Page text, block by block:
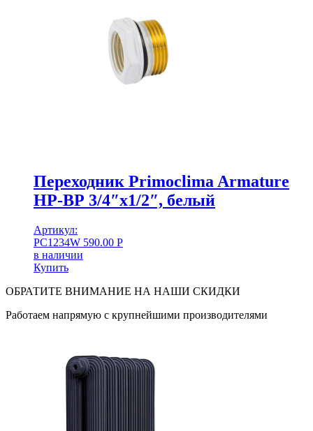
Переходник Primoclima Armature
НР-ВР 3/4″x1/2″, белый
Артикул:
PC1234W 590.00 Р
в наличии
Купить
ОБРАТИТЕ ВНИМАНИЕ НА НАШИ СКИДКИ
Работаем напрямую с крупнейшими производителями